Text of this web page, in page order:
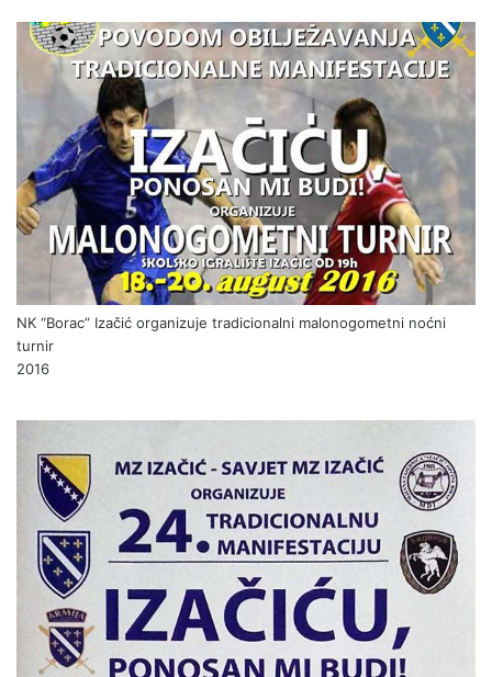
NK “Borac” Izačić organizuje tradicionalni malonogometni noćni
turnir
2016